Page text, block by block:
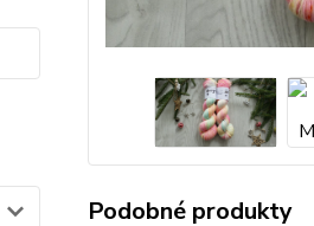
Podobné produkty